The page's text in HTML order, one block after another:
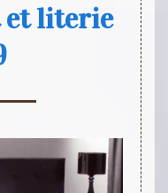
et literie